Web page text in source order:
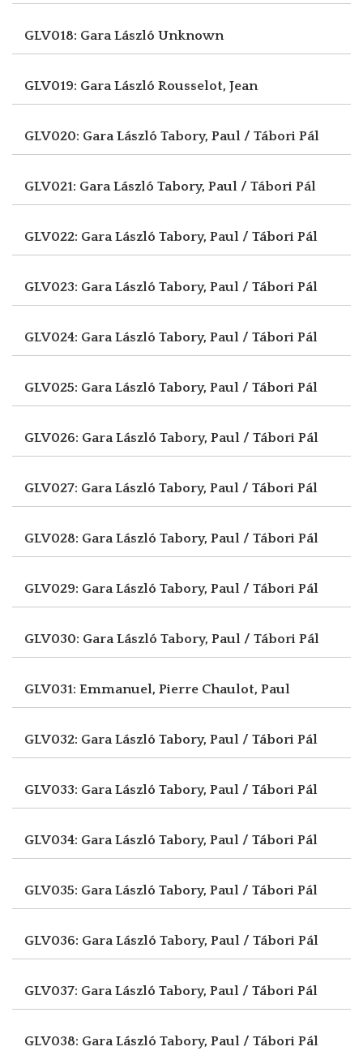
GLV018: Gara László Unknown
GLV019: Gara László Rousselot, Jean
GLV020: Gara László Tabory, Paul / Tábori Pál
GLV021: Gara László Tabory, Paul / Tábori Pál
GLV022: Gara László Tabory, Paul / Tábori Pál
GLV023: Gara László Tabory, Paul / Tábori Pál
GLV024: Gara László Tabory, Paul / Tábori Pál
GLV025: Gara László Tabory, Paul / Tábori Pál
GLV026: Gara László Tabory, Paul / Tábori Pál
GLV027: Gara László Tabory, Paul / Tábori Pál
GLV028: Gara László Tabory, Paul / Tábori Pál
GLV029: Gara László Tabory, Paul / Tábori Pál
GLV030: Gara László Tabory, Paul / Tábori Pál
GLV031: Emmanuel, Pierre Chaulot, Paul
GLV032: Gara László Tabory, Paul / Tábori Pál
GLV033: Gara László Tabory, Paul / Tábori Pál
GLV034: Gara László Tabory, Paul / Tábori Pál
GLV035: Gara László Tabory, Paul / Tábori Pál
GLV036: Gara László Tabory, Paul / Tábori Pál
GLV037: Gara László Tabory, Paul / Tábori Pál
GLV038: Gara László Tabory, Paul / Tábori Pál